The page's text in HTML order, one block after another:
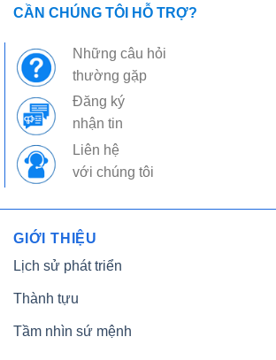
CẦN CHÚNG TÔI HỖ TRỢ?
Những câu hỏi
thường gặp
Đăng ký
nhận tin
Liên hệ
với chúng tôi
GIỚI THIỆU
Lịch sử phát triển
Thành tựu
Tầm nhìn sứ mệnh